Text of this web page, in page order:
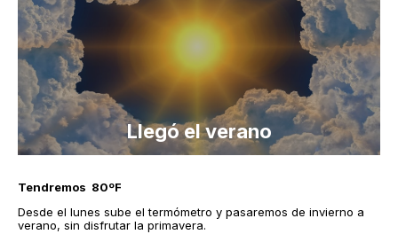
Llegó el verano
Tendremos 80ºF
Desde el lunes sube el termómetro y pasaremos de invierno a
verano, sin disfrutar la primavera.